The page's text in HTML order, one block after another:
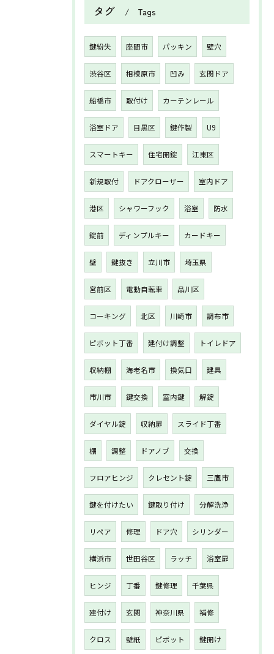
タグ Tags
鍵紛失 座間市 パッキン 壁穴
渋谷区 相模原市 凹み 玄関ドア
船橋市 取付け カーテンレール
浴室ドア 目黒区 鍵作製 U9
スマートキー 住宅開錠 江東区
新規取付 ドアクローザー 室内ドア
港区 シャワーフック 浴室 防水
錠前 ディンプルキー カードキー
壁 鍵抜き 立川市 埼玉県
宮前区 電動自転車 品川区
コーキング 北区 川崎市 調布市
ピボット丁番 建付け調整 トイレドア
収納棚 海老名市 換気口 建具
市川市 鍵交換 室内鍵 解錠
ダイヤル錠 収納扉 スライド丁番
棚 調整 ドアノブ 交換
フロアヒンジ クレセント錠 三鷹市
鍵を付けたい 鍵取り付け 分解洗浄
リペア 修理 ドア穴 シリンダー
横浜市 世田谷区 ラッチ 浴室扉
ヒンジ 丁番 鍵修理 千葉県
建付け 玄関 神奈川県 補修
クロス 壁紙 ピボット 鍵開け